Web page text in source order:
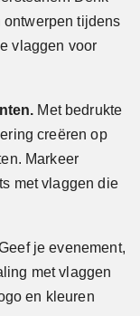
tijdens
vlaggen voor
Met bedrukte
creëren op
Markeer
met vlaggen die
je evenement,
met vlaggen
en kleuren